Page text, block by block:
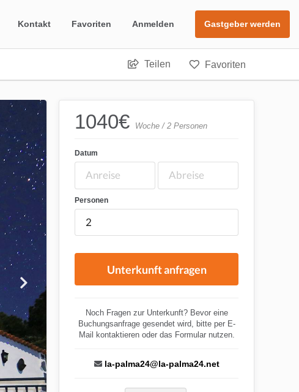
Kontakt Favoriten Anmelden Gastgeber werden
Teilen Favoriten
1040€ Woche / 2 Personen
Datum
Personen
Unterkunft anfragen
Noch Fragen zur Unterkunft? Bevor eine
Buchungsanfrage gesendet wird, bitte per E-
Mail kontaktieren oder das Formular nutzen.
la-palma24@la-palma24.net